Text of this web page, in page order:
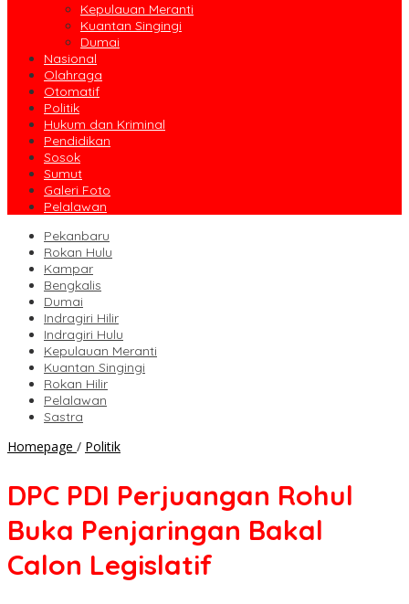
Kepulauan Meranti
Kuantan Singingi
Dumai
Nasional
Olahraga
Otomatif
Politik
Hukum dan Kriminal
Pendidikan
Sosok
Sumut
Galeri Foto
Pelalawan
Pekanbaru
Rokan Hulu
Kampar
Bengkalis
Dumai
Indragiri Hilir
Indragiri Hulu
Kepulauan Meranti
Kuantan Singingi
Rokan Hilir
Pelalawan
Sastra
Homepage / PolitikDPC
Rohul
Penjaringan
Bakal
Calon
Legislatif
DPC PDI Perjuangan Rohul
Buka Penjaringan Bakal
Calon Legislatif